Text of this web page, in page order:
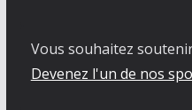
Vous souhaitez
Devenez l'un de nos